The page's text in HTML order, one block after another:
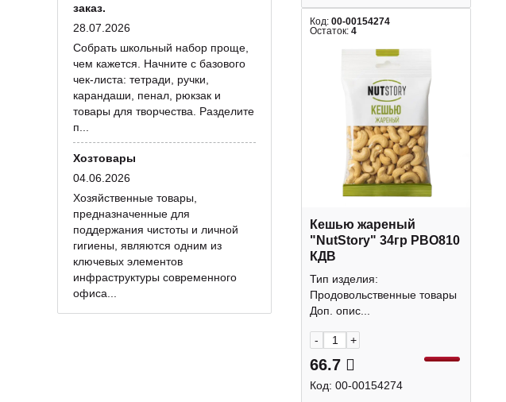
заказ.
28.07.2026
Собрать школьный набор проще,
чем кажется. Начните с базового
чек-листа: тетради, ручки,
карандаши, пенал, рюкзак и
товары для творчества. Разделите
п...
Хозтовары
04.06.2026
Хозяйственные товары,
предназначенные для
поддержания чистоты и личной
гигиены, являются одним из
ключевых элементов
инфраструктуры современного
офиса...
Код: 00-00154274
Остаток: 4
Кешью жареный
"NutStory" 34гр РВО810
КДВ
Тип изделия:
Продовольственные товары
Доп. опис...
- +
66.7
Код: 00-00154274